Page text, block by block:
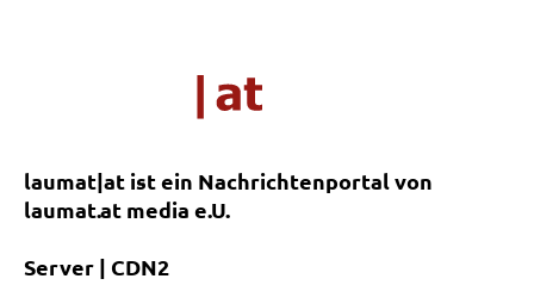
laumat|at ist ein Nachrichtenportal von
laumat.at media e.U.
Server | CDN2